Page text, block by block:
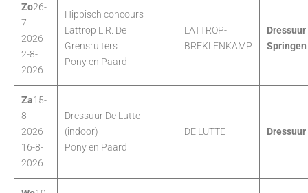
Zo26-
7-
2026
2-8-
2026
Hippisch concours
Lattrop L.R. De
Grensruiters
Pony en Paard
LATTROP-
BREKLENKAMP
Dressuur
Springen
Za15-
8-
2026
16-8-
2026
Dressuur De Lutte
(indoor)
Pony en Paard
DE LUTTE Dressuur